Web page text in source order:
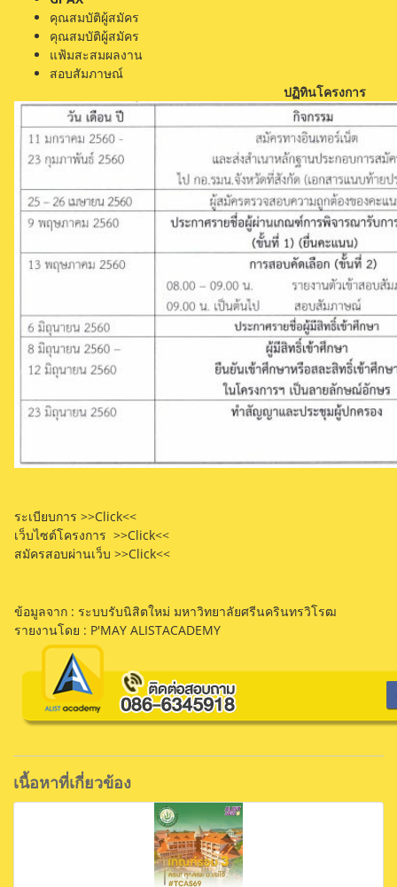
คุณสมบัติผู้สมัคร
คุณสมบัติผู้สมัคร
แฟ้มสะสมผลงาน
สอบสัมภาษณ์
ปฏิทินโครงการ
ระเบียบการ >>Click<<
เว็บไซต์โครงการ >>Click<<
สมัครสอบผ่านเว็บ >>Click<<
ข้อมูลจาก : ระบบรับนิสิตใหม่ มหาวิทยาลัยศรีนครินทรวิโรฒ
รายงานโดย : P'MAY ALISTACADEMY
เนื้อหาที่เกี่ยวข้อง